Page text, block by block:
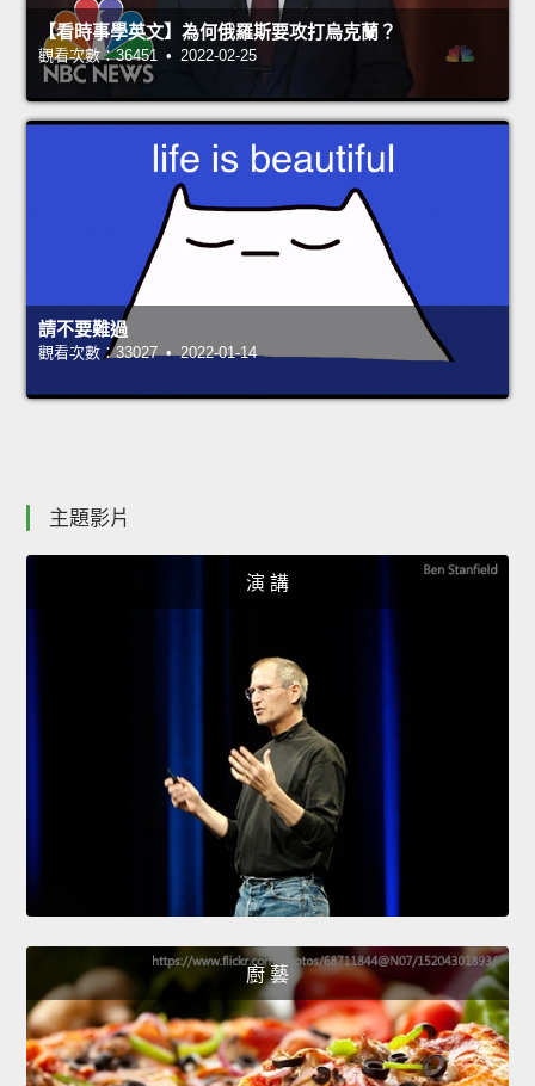
【看時事學英文】為何俄羅斯要攻打烏克蘭？
觀看次數：36451 • 2022-02-25
請不要難過
觀看次數：33027 • 2022-01-14
主題影片
演 講
廚 藝